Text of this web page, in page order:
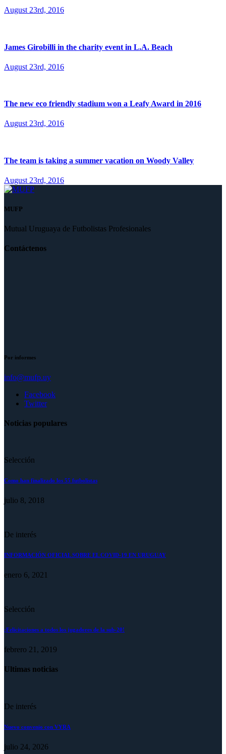
August 23rd, 2016
James Girobilli in the charity event in L.A. Beach
August 23rd, 2016
The new eco friendly stadium won a Leafy Award in 2016
August 23rd, 2016
The team is taking a summer vacation on Woody Valley
August 23rd, 2016
MUFP
Mutual Uruguaya de Futbolistas Profesionales
Contáctenos
Por informes
info@mufp.uy
Facebook
Twitter
Noticias populares
Selección
Como han finalizado los 55 futbolistas
julio 8, 2018
De interés
INFORMACIÓN OFICIAL SOBRE EL COVID-19 EN URUGUAY
enero 6, 2021
Selección
¡Felicitaciones a todos los jugadores de la sub-20!
febrero 21, 2019
Ultimas noticias
De interés
Nuevo convenio con VYRA
julio 24, 2026